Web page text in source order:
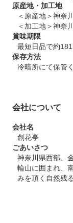
原産地・加工地
＜原産地＞神奈
＜加工地＞神奈
賞味期限
最短日品で約181
保存方法
冷暗所にて保管
会社について
会社名
創花亭
ごあいさつ
神奈川県西部、
輪山に囲まれ、
みを頂く自然残